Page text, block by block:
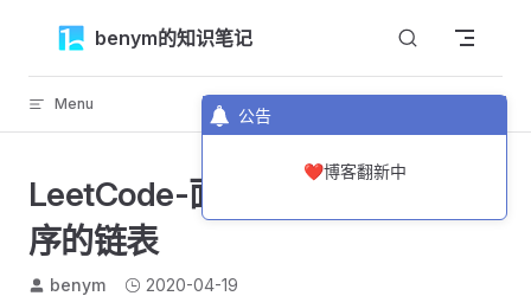
公告
❤️博客翻新中
Skip to contentbenym的知识笔记
Menu 返回顶部
LeetCode-面试题25-合并两个排
序的链表
benym
2020-04-19